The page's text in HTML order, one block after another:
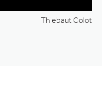
Thiebaut Colot